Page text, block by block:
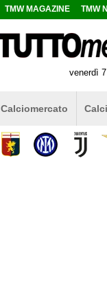
TMW MAGAZINE TMW
venerdì
Calciomercato